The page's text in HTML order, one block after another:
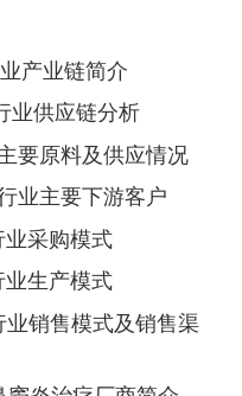
产业链简介
业供应链分析
要原料及供应情况
业主要下游客户
采购模式
生产模式
销售模式及销售渠